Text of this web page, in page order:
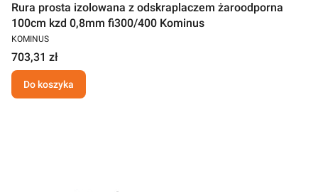
Rura prosta izolowana z odskraplaczem żaroodporna
100cm kzd 0,8mm fi300/400 Kominus
KOMINUS
703,31 zł
Do koszyka